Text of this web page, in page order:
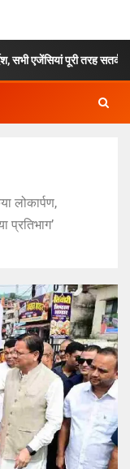
पूरी तरह सतर्क रहें- सीएम
लोकार्पण,
प्रतिभाग’